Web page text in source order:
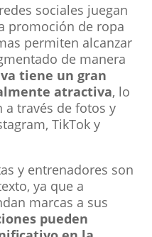
sociales juegan
promoción de ropa
permiten alcanzar
de manera
tiene un gran
atractiva, lo
través de fotos y
TikTok y
y entrenadores son
ya que a
marcas a sus
pueden